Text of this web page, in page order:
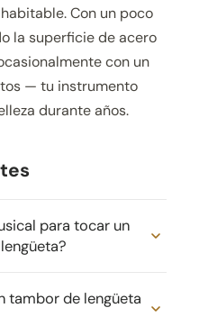
Con un poco
la superficie de acero
con un
— tu instrumento
durante años.
para tocar un
tambor de lengüeta